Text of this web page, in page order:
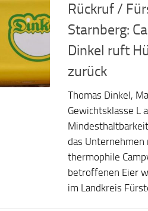
Rückruf /
Starnberg:
Dinkel ruft
zurück
Thomas Dinkel,
Gewichtsklasse L
das
thermophile
betroffenen Eier
im Landkreis